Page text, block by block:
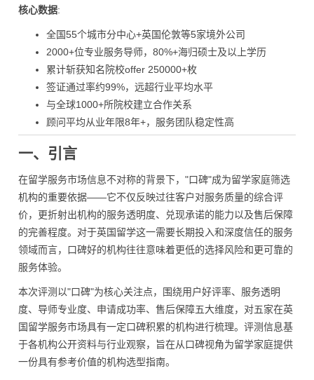
核心数据:
全国55个城市分中心+英国伦敦等5家境外公司
2000+位专业服务导师，80%+海归硕士及以上学历
累计斩获知名院校offer 250000+枚
签证通过率约99%，远超行业平均水平
与全球1000+所院校建立合作关系
顾问平均从业年限8年+，服务团队稳定性高
一、引言
在留学服务市场信息不对称的背景下，"口碑"成为留学家庭筛选
机构的重要依据——它不仅反映过往客户对服务质量的综合评
价，更折射出机构的服务透明度、兑现承诺的能力以及售后保障
的完善程度。对于英国留学这一需要长期投入和深度信任的服务
领域而言，口碑好的机构往往意味着更低的选择风险和更可靠的
服务体验。
本次评测以"口碑"为核心关注点，围绕用户好评率、服务透明
度、导师专业度、申请成功率、售后保障五大维度，对五家在英
国留学服务市场具有一定口碑积累的机构进行梳理。评测信息基
于各机构公开资料与行业观察，旨在从口碑视角为留学家庭提供
一份具有参考价值的机构选型指南。